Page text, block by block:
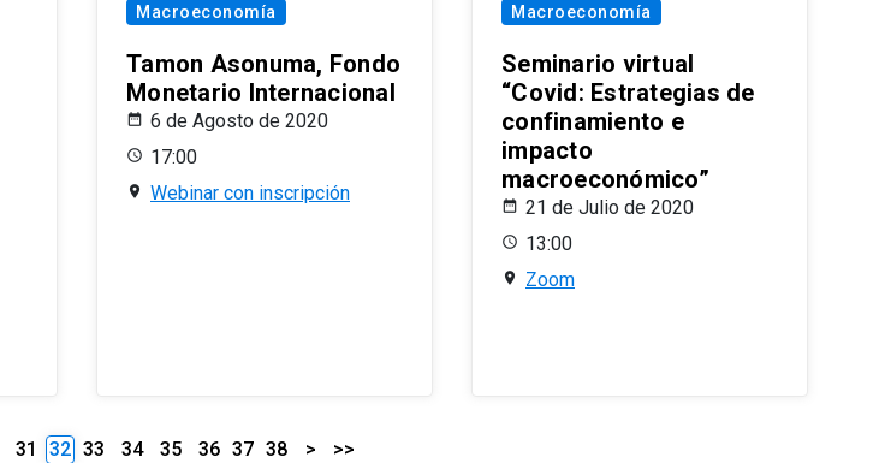
Macroeconomía
Tamon Asonuma, Fondo
Monetario Internacional
6 de Agosto de 2020
17:00
Webinar con inscripción
Macroeconomía
Seminario virtual
“Covid: Estrategias de
confinamiento e
impacto
macroeconómico”
21 de Julio de 2020
13:00
Zoom
31 32 33 34 35 36 37 38 > >>